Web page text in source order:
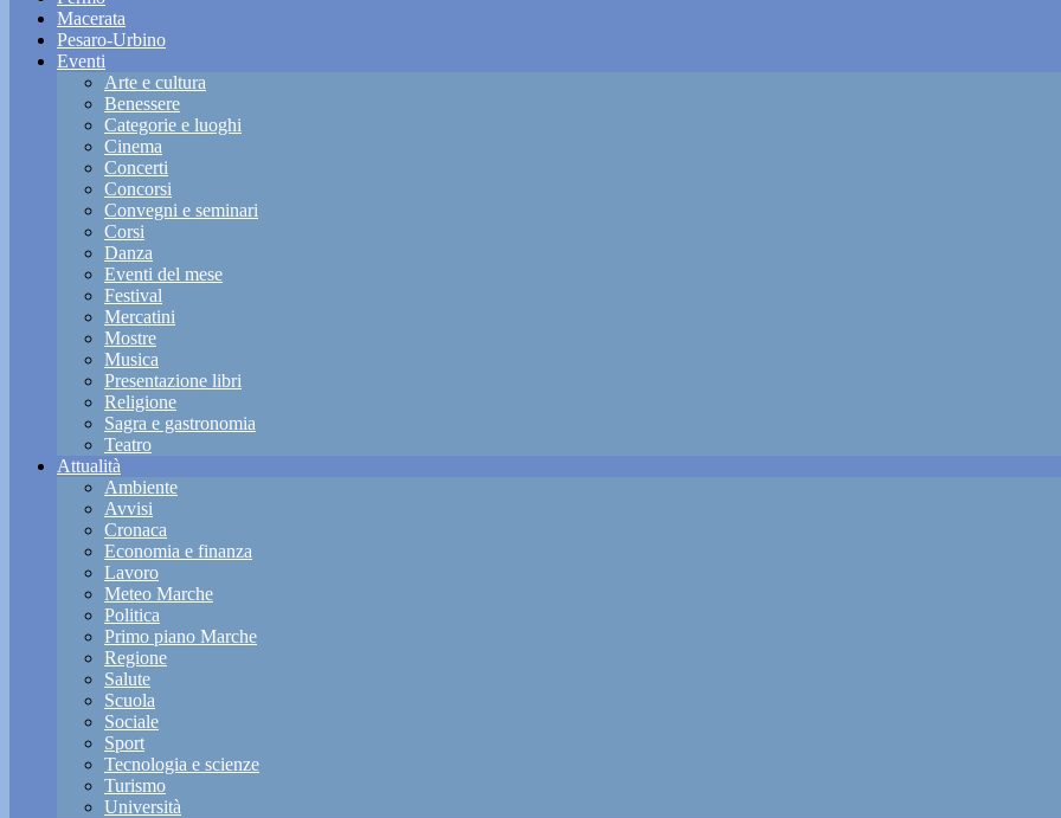
Macerata
Pesaro-Urbino
Eventi
Arte e cultura
Benessere
Categorie e luoghi
Cinema
Concerti
Concorsi
Convegni e seminari
Corsi
Danza
Eventi del mese
Festival
Mercatini
Mostre
Musica
Presentazione libri
Religione
Sagra e gastronomia
Teatro
Attualità
Ambiente
Avvisi
Cronaca
Economia e finanza
Lavoro
Meteo Marche
Politica
Primo piano Marche
Regione
Salute
Scuola
Sociale
Sport
Tecnologia e scienze
Turismo
Università